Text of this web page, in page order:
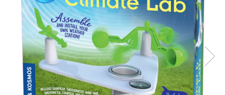
Jocuri experimente stiintifice
Casute copii
Jocuri de rol
Jocuri inteligenta si memorie
Casute papusi
Jocuri dezvoltare emotionala
Carti metoda Montessori
Carti si culegeri cu exercitii
Cărți educative pentru copii